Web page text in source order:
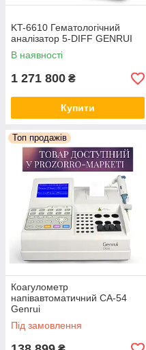
KT-6610 Гематологічний
аналізатор 5-DIFF GENRUI
В наявності
1 271 800 ₴
Купити
Топ продажів
Коагулометр
напівавтоматичний CA-54
Genrui
Під замовлення